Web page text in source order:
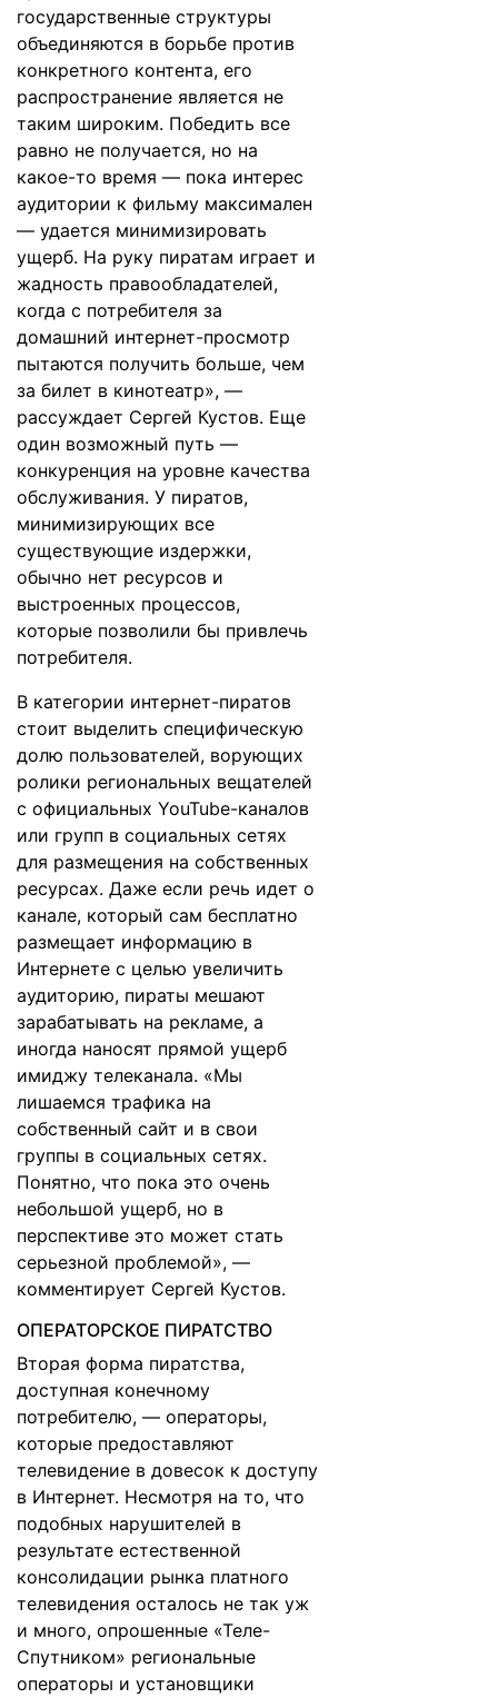
государственные структуры
объединяются в борьбе против
конкретного контента, его
распространение является не
таким широким. Победить все
равно не получается, но на
какое-то время — пока интерес
аудитории к фильму максимален
— удается минимизировать
ущерб. На руку пиратам играет и
жадность правообладателей,
когда с потребителя за
домашний интернет-просмотр
пытаются получить больше, чем
за билет в кинотеатр», —
рассуждает Сергей Кустов. Еще
один возможный путь —
конкуренция на уровне качества
обслуживания. У пиратов,
минимизирующих все
существующие издержки,
обычно нет ресурсов и
выстроенных процессов,
которые позволили бы привлечь
потребителя.
В категории интернет-пиратов
стоит выделить специфическую
долю пользователей, ворующих
ролики региональных вещателей
с официальных YouTube-каналов
или групп в социальных сетях
для размещения на собственных
ресурсах. Даже если речь идет о
канале, который сам бесплатно
размещает информацию в
Интернете с целью увеличить
аудиторию, пираты мешают
зарабатывать на рекламе, а
иногда наносят прямой ущерб
имиджу телеканала. «Мы
лишаемся трафика на
собственный сайт и в свои
группы в социальных сетях.
Понятно, что пока это очень
небольшой ущерб, но в
перспективе это может стать
серьезной проблемой», —
комментирует Сергей Кустов.
ОПЕРАТОРСКОЕ ПИРАТСТВО
Вторая форма пиратства,
доступная конечному
потребителю, — операторы,
которые предоставляют
телевидение в довесок к доступу
в Интернет. Несмотря на то, что
подобных нарушителей в
результате естественной
консолидации рынка платного
телевидения осталось не так уж
и много, опрошенные «Теле-
Спутником» региональные
операторы и установщики